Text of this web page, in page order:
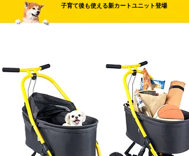
子育て後も使える新カートユニット登場